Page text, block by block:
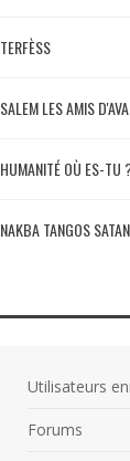
TERFÈSS
SALEM LES AMIS
HUMANITÉ OÙ ES-TU
NAKBA TANGOS
Utilisateurs
Forums